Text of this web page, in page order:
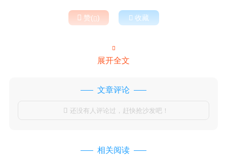
 赞()  收藏

展开全文
文章评论
 还没有人评论过，赶快抢沙发吧！
相关阅读